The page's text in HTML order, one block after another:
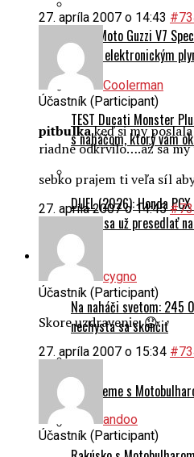
TEST Moto Guzzi V7
novým elektronickým
TEST Ducati Monster
s naháčom, ktorý vám
DUEL (2026): Honda
Oplatí sa už presedlať
Cestovanie
Na naháči svetom: 245
nechystá sa skončiť
Cestujeme s
27. apríla 2007 o 14:43
Coolerman
Účastník (Participant)
pitbulkakeď si my
riadne odkrvilo….až sa
sebko prajem ti veľa síl
27. apríla 2007 o 14:45
cygno
Účastník (Participant)
Skore uzdravenie. 😟
27. apríla 2007 o 15:34
andoo
Účastník (Participant)